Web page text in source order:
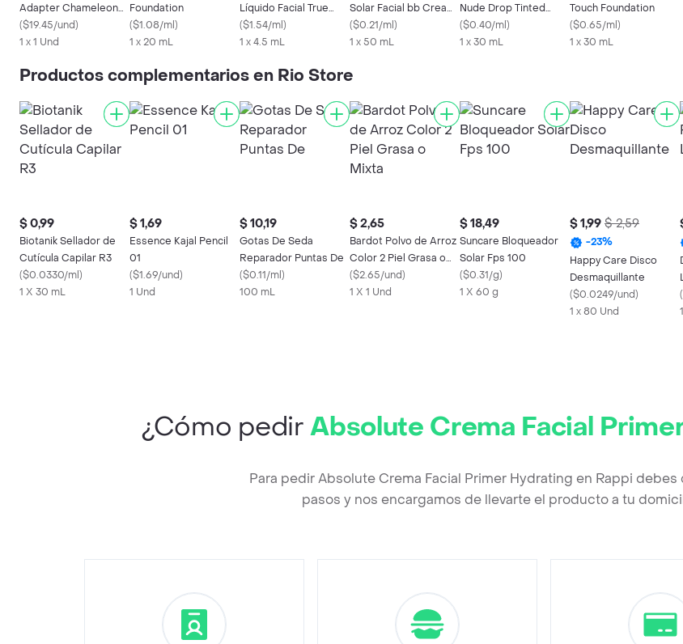
Adapter Chameleon
005
($19.45/und)
1 x 1 Und
Foundation
($1.08/ml)
1 x 20 mL
Líquido Facial True
Skin Hydrating Neutral
032
($1.54/ml)
1 x 4.5 mL
Solar Facial bb Cream
Medio Spf 30
($0.21/ml)
1 x 50 mL
Nude Drop Tinted
Serum 030C
($0.40/ml)
1 x 30 mL
Touch Foundation
($0.65/ml)
1 x 30 mL
Productos complementarios en Rio Store
$ 0,99
Biotanik Sellador de
Cutícula Capilar R3
($0.0330/ml)
1 X 30 mL
$ 1,69
Essence Kajal Pencil
01
($1.69/und)
1 Und
$ 10,19
Gotas De Seda
Reparador Puntas De
($0.11/ml)
100 mL
$ 2,65
Bardot Polvo de Arroz
Color 2 Piel Grasa o
Mixta
($2.65/und)
1 X 1 Und
$ 18,49
Suncare Bloqueador
Solar Fps 100
($0.31/g)
1 X 60 g
$ 1,99 $ 2,59
-23%
Happy Care Disco
Desmaquillante
($0.0249/und)
1 x 80 Und
(
¿Cómo pedirAbsolute Crema Facial
Para pedir Absolute Crema Facial Primer Hydrating en Rappi
pasos y nos encargamos de llevarte el producto a tu